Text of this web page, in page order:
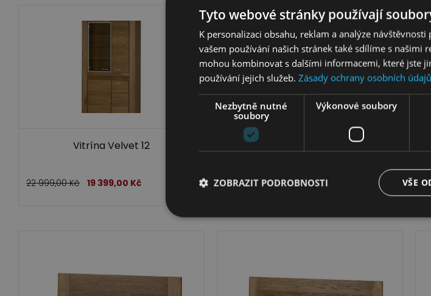
Vitrína Velvet 12
22 999,00Kč 19 399,00 Kč 19 199,00Kč 16 049,00Kč
Tyto webové stránky používají
K personalizaci obsahu, reklam a analýze
vašem používání našich stránek také sdílíme s
mohou kombinovat s dalšími informacemi, které jste
používání jejich služeb. Zásady ochrany osobních údajů
Nezbytně nutné
soubory
Výkonové soubory
VŠE
ZOBRAZIT PODROBNOSTI